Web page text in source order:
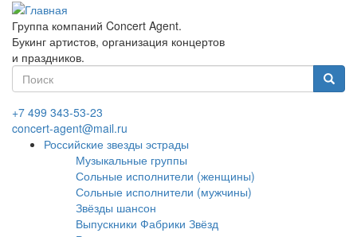
Перейти
основному
содержанию
Группа компаний Concert Agent.
Букинг артистов, организация концертов
и праздников.
Форма
поиска
+7 499 343-53-23
concert-agent@mail.ru
Российские звезды эстрады
Музыкальные группы
Сольные исполнители (женщины)
Сольные исполнители (мужчины)
Звёзды шансон
Выпускники Фабрики Звёзд